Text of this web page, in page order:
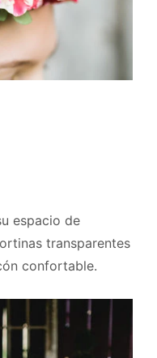
espacio de
transparentes
confortable.